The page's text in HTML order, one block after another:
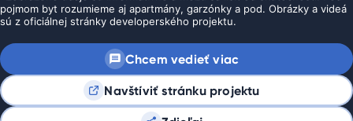
pojmom byt rozumieme aj apartmány, garzónky a pod. Obrázky a videá
sú z oficiálnej stránky developerského projektu.
Chcem vedieť viac
Navštíviť stránku projektu